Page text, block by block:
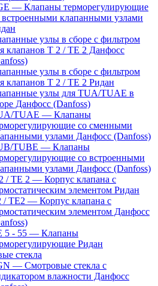
— Клапаны терморегулирующие
встроенными клапанными узлами
узлы в сборе с фильтром
клапанов T 2 / TE 2 Данфосс
узлы в сборе с фильтром
клапанов T 2 / TE 2 Ридан
узлы для TUA/TUAE в
Данфосс (Danfoss)
TUAE — Клапаны
со сменными
узлами Данфосс (Danfoss)
TUBE — Клапаны
со встроенными
узлами Данфосс (Danfoss)
/ TE 2 — Корпус клапана с
элементом Ридан
/ TE2 — Корпус клапана с
элементом Данфосс
5 - 55 — Клапаны
Ридан
стекла
— Смотровые стекла с
влажности Данфосс